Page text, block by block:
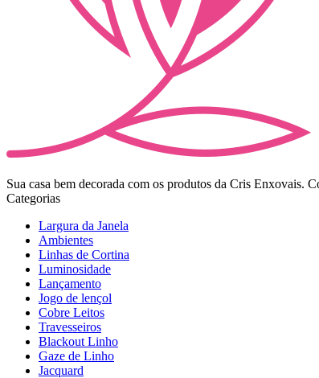
Sua casa bem decorada com os produtos da Cris Enxovais.
Categorias
Largura da Janela
Ambientes
Linhas de Cortina
Luminosidade
Lançamento
Jogo de lençol
Cobre Leitos
Travesseiros
Blackout Linho
Gaze de Linho
Jacquard